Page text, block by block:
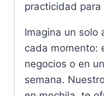
practicidad
Imagina un solo
cada momento:
negocios o en
semana.